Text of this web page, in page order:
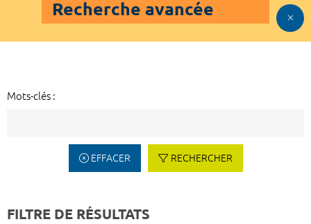
Recherche avancée
Mots-clés :
EFFACER RECHERCHER
FILTRE DE RÉSULTATS